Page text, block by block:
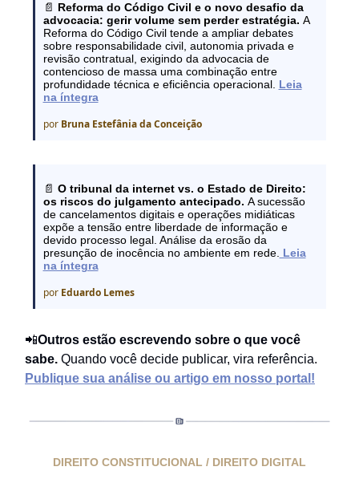
📄 Reforma do Código Civil e o novo desafio da
advocacia: gerir volume sem perder estratégia. A
Reforma do Código Civil tende a ampliar debates
sobre responsabilidade civil, autonomia privada e
revisão contratual, exigindo da advocacia de
contencioso de massa uma combinação entre
profundidade técnica e eficiência operacional. Leia
na íntegra
por Bruna Estefânia da Conceição
📄 O tribunal da internet vs. o Estado de Direito:
os riscos do julgamento antecipado. A sucessão
de cancelamentos digitais e operações midiáticas
expõe a tensão entre liberdade de informação e
devido processo legal. Análise da erosão da
presunção de inocência no ambiente em rede. Leia
na íntegra
porEduardo Lemes
📲Outros estão escrevendo sobre o que você
sabe. Quando você decide publicar, vira referência.
Publique sua análise ou artigo em nosso portal!
DIREITO CONSTITUCIONAL / DIREITO DIGITAL